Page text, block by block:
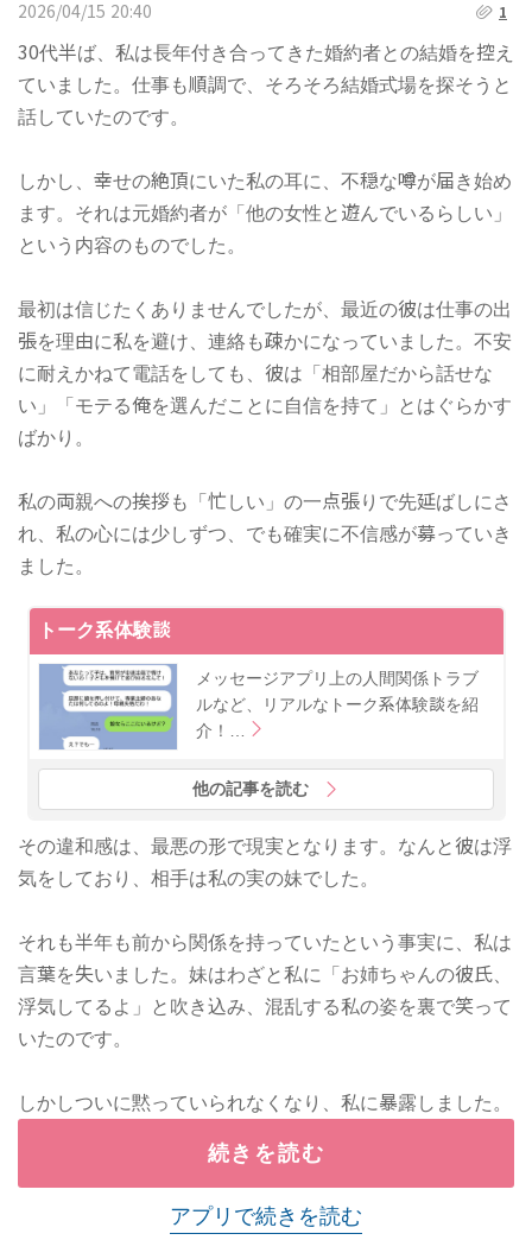
2026/04/15 20:40 1
30代半ば、私は長年付き合ってきた婚約者との結婚を控え
ていました。仕事も順調で、そろそろ結婚式場を探そうと
話していたのです。
しかし、幸せの絶頂にいた私の耳に、不穏な噂が届き始め
ます。それは元婚約者が「他の女性と遊んでいるらしい」
という内容のものでした。
最初は信じたくありませんでしたが、最近の彼は仕事の出
張を理由に私を避け、連絡も疎かになっていました。不安
に耐えかねて電話をしても、彼は「相部屋だから話せな
い」「モテる俺を選んだことに自信を持て」とはぐらかす
ばかり。
私の両親への挨拶も「忙しい」の一点張りで先延ばしにさ
れ、私の心には少しずつ、でも確実に不信感が募っていき
ました。
トーク系体験談
メッセージアプリ上の人間関係トラブ
ルなど、リアルなトーク系体験談を紹
介！…
他の記事を読む
その違和感は、最悪の形で現実となります。なんと彼は浮
気をしており、相手は私の実の妹でした。
それも半年も前から関係を持っていたという事実に、私は
言葉を失いました。妹はわざと私に「お姉ちゃんの彼氏、
浮気してるよ」と吹き込み、混乱する私の姿を裏で笑って
いたのです。
しかしついに黙っていられなくなり、私に暴露しました。
続きを読む
アプリで続きを読む